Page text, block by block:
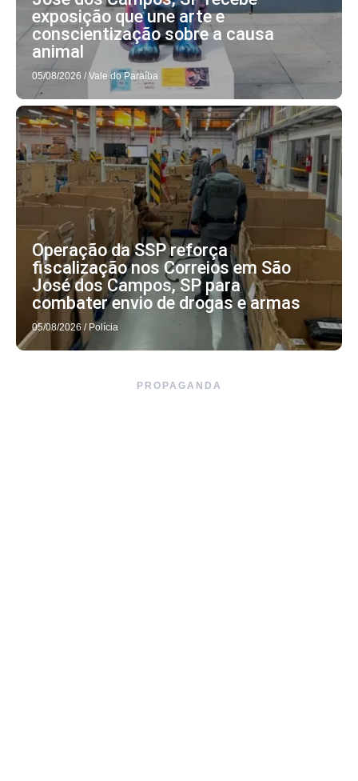
exposição que une arte e
conscientização sobre a causa
animal
05/08/2026 / Vale do Paraíba
Operação da SSP reforça
fiscalização nos Correios em São
José dos Campos, SP para
combater envio de drogas e armas
05/08/2026 / Polícia
PROPAGANDA